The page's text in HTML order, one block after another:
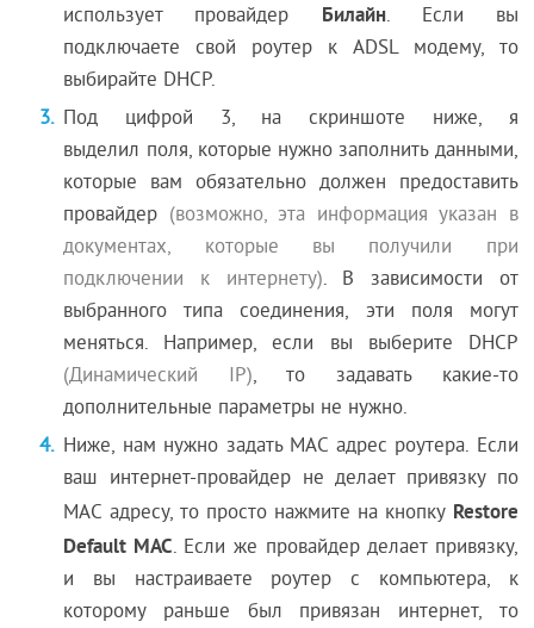
использует провайдер Билайн. Если вы
подключаете свой роутер к ADSL модему, то
выбирайте DHCP.
Под цифрой 3, на скриншоте ниже, я
выделил поля, которые нужно заполнить данными,
которые вам обязательно должен предоставить
провайдер (возможно, эта информация указан в
документах, которые вы получили при
подключении к интернету). В зависимости от
выбранного типа соединения, эти поля могут
меняться. Например, если вы выберите DHCP
(Динамический IP), то задавать какие-то
дополнительные параметры не нужно.
Ниже, нам нужно задать MAC адрес роутера. Если
ваш интернет-провайдер не делает привязку по
MAC адресу, то просто нажмите на кнопку Restore
Default MAC. Если же провайдер делает привязку,
и вы настраиваете роутер с компьютера, к
которому раньше был привязан интернет, то